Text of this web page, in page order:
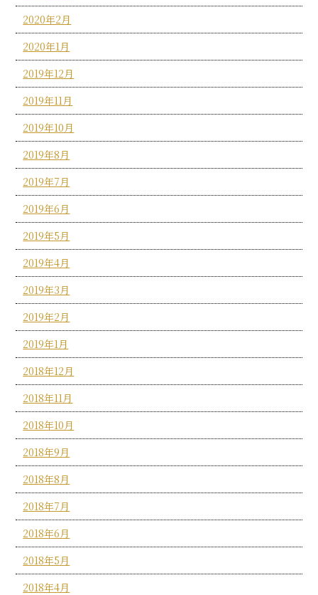
2020年2月
2020年1月
2019年12月
2019年11月
2019年10月
2019年8月
2019年7月
2019年6月
2019年5月
2019年4月
2019年3月
2019年2月
2019年1月
2018年12月
2018年11月
2018年10月
2018年9月
2018年8月
2018年7月
2018年6月
2018年5月
2018年4月